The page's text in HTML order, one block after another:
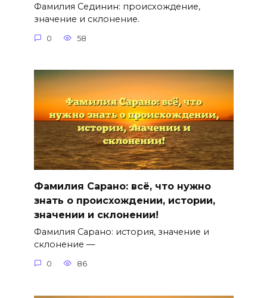
Фамилия Сединин: происхождение,
значение и склонение.
0 58
Фамилия Сарано: всё, что нужно
знать о происхождении, истории,
значении и склонении!
Фамилия Сарано: история, значение и
склонение —
0 86